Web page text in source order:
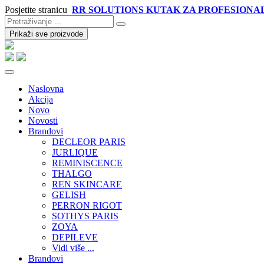
Posjetite stranicu RR SOLUTIONS KUTAK ZA
Prikaži sve proizvode
Naslovna
Akcija
Novo
Novosti
Brandovi
DECLEOR PARIS
JURLIQUE
REMINISCENCE
THALGO
REN SKINCARE
GELISH
PERRON RIGOT
SOTHYS PARIS
ZOYA
DEPILEVE
Vidi više ...
Brandovi